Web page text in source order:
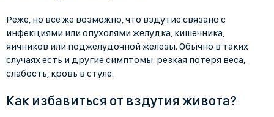
Реже, но всё же возможно, что вздутие связано с
инфекциями или опухолями желудка, кишечника,
яичников или поджелудочной железы. Обычно в таких
случаях есть и другие симптомы: резкая потеря веса,
слабость, кровь в стуле.
Как избавиться от вздутия живота?